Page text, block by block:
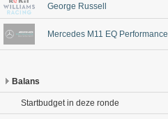
George Russell
Mercedes M11 EQ Performance
Balans
Startbudget in deze ronde